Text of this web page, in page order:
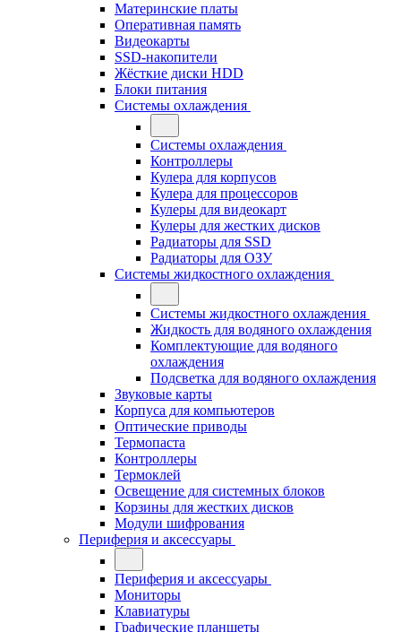
Материнские платы
Оперативная память
Видеокарты
SSD-накопители
Жёсткие диски HDD
Блоки питания
Системы охлаждения
Системы охлаждения
Контроллеры
Кулера для корпусов
Кулера для процессоров
Кулеры для видеокарт
Кулеры для жестких дисков
Радиаторы для SSD
Радиаторы для ОЗУ
Системы жидкостного охлаждения
Системы жидкостного охлаждения
Жидкость для водяного охлаждения
Комплектующие для водяного
охлаждения
Подсветка для водяного охлаждения
Звуковые карты
Корпуса для компьютеров
Оптические приводы
Термопаста
Контроллеры
Термоклей
Освещение для системных блоков
Корзины для жестких дисков
Модули шифрования
Периферия и аксессуары
Периферия и аксессуары
Мониторы
Клавиатуры
Графические планшеты